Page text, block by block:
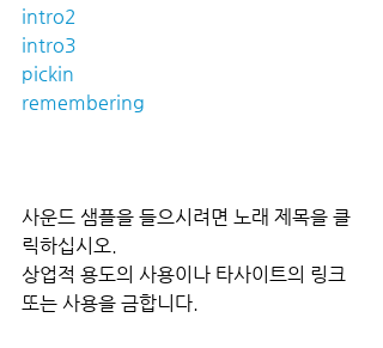
intro2
intro3
pickin
remembering
사운드 샘플을 들으시려면 노래 제목을 클
릭하십시오.
상업적 용도의 사용이나 타사이트의 링크
또는 사용을 금합니다.